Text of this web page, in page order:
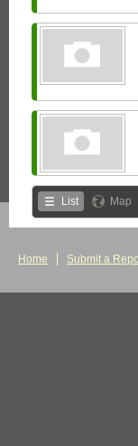
List Map
Home Submit a